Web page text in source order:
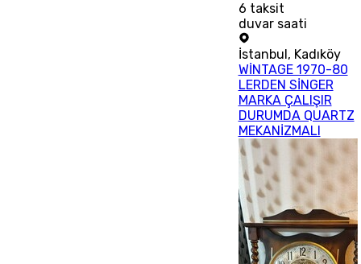
6 taksit
duvar saati
İstanbul , Kadıköy
WİNTAGE 1970-80
LERDEN SİNGER
MARKA ÇALIŞIR
DURUMDA QUARTZ
MEKANİZMALI